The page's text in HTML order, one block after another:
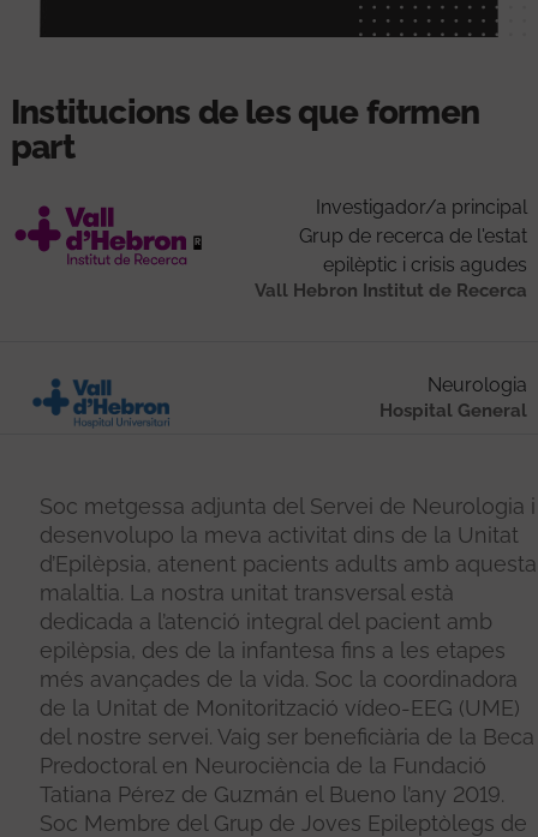
Institucions de les que formen
part
Investigador/a principal
Grup de recerca de l'estat
epilèptic i crisis agudes
Vall Hebron Institut de Recerca
Neurologia
Hospital General
Soc metgessa adjunta del Servei de Neurologia i
desenvolupo la meva activitat dins de la Unitat
d’Epilèpsia, atenent pacients adults amb aquesta
malaltia. La nostra unitat transversal està
dedicada a l’atenció integral del pacient amb
epilèpsia, des de la infantesa fins a les etapes
més avançades de la vida. Soc la coordinadora
de la Unitat de Monitorització vídeo-EEG (UME)
del nostre servei. Vaig ser beneficiària de la Beca
Predoctoral en Neurociència de la Fundació
Tatiana Pérez de Guzmán el Bueno l’any 2019.
Soc Membre del Grup de Joves Epileptòlegs de